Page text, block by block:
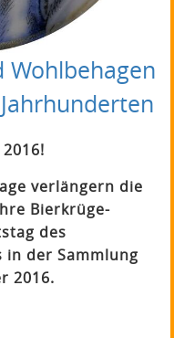
verlängern die
Bierkrüge-
des
in der Sammlung
2016.